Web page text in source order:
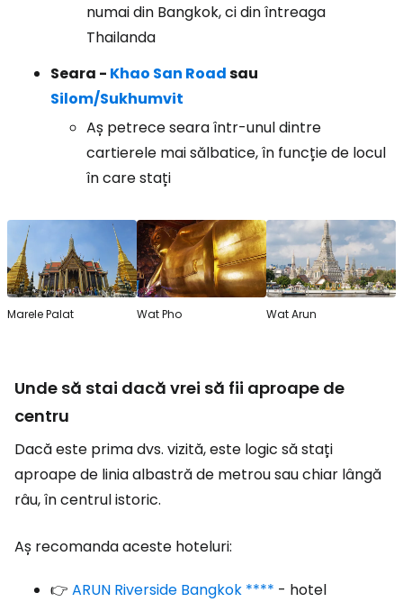
numai din Bangkok, ci din întreaga
Thailanda
Seara - Khao San Roadsau
Silom/Sukhumvit
Aș petrece seara într-unul dintre
cartierele mai sălbatice, în funcție de locul
în care stați
Marele Palat Wat Pho Wat Arun
Unde să stai dacă vrei să fii aproape de
centru
Dacă este prima dvs. vizită, este logic să stați
aproape de linia albastră de metrou sau chiar lângă
râu, în centrul istoric.
Aș recomanda aceste hoteluri:
👉 ARUN Riverside Bangkok **** - hotel